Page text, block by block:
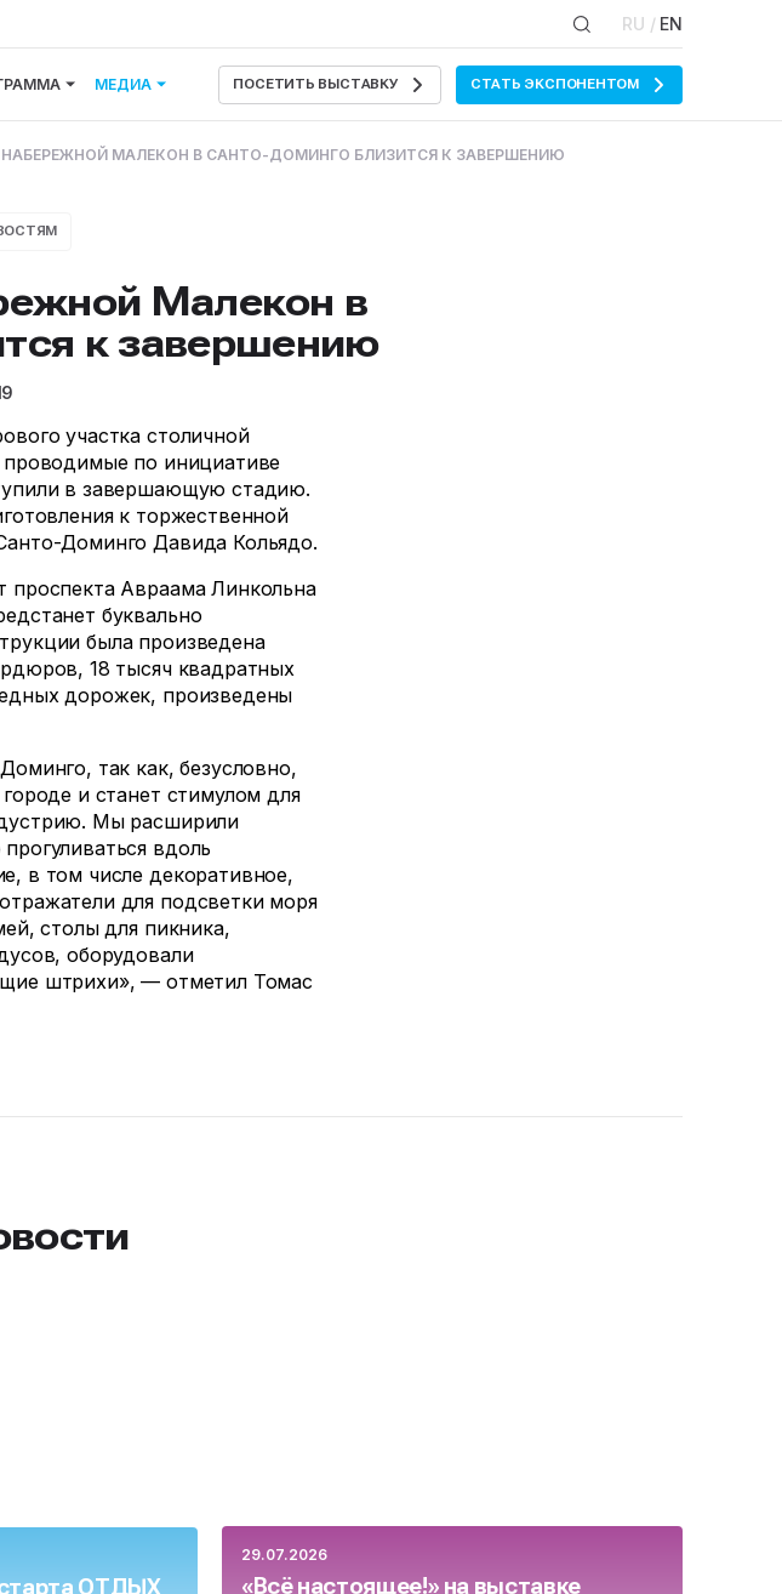
RU / EN
МЕДИА ПОСЕТИТЬ ВЫСТАВКУ СТАТЬ ЭКСПОНЕНТОМ
МАЛЕКОН В САНТО-ДОМИНГО БЛИЗИТСЯ К ЗАВЕРШЕНИЮ
Малекон в
к завершению
участка столичной
проводимые по инициативе
в завершающую стадию.
к торжественной
Доминго Давида Кольядо.
проспекта Авраама Линкольна
буквально
была произведена
18 тысяч квадратных
дорожек, произведены
так как, безусловно,
и станет стимулом для
Мы расширили
вдоль
в том числе декоративное,
для подсветки моря
столы для пикника,
оборудовали
штрихи», — отметил Томас
ОТДЫХ
29.07.2026
«Всё настоящее!» на выставке